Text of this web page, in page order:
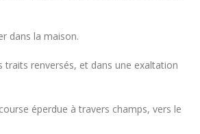
dans la maison.
traits renversés, et dans une exaltation
éperdue à travers champs, vers le